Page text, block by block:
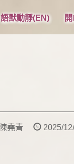
語默動靜(EN)
堯青 2025/